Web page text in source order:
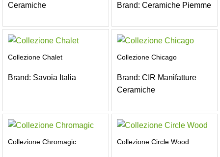
Ceramiche
Brand: Ceramiche Piemme
Collezione Chalet
Brand: Savoia Italia
Collezione Chicago
Brand: CIR Manifatture
Ceramiche
Collezione Chromagic Collezione Circle Wood